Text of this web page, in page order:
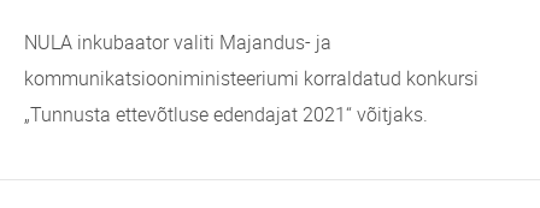
NULA inkubaator valiti Majandus- ja
kommunikatsiooniministeeriumi korraldatud konkursi
„Tunnusta ettevõtluse edendajat 2021“ võitjaks.